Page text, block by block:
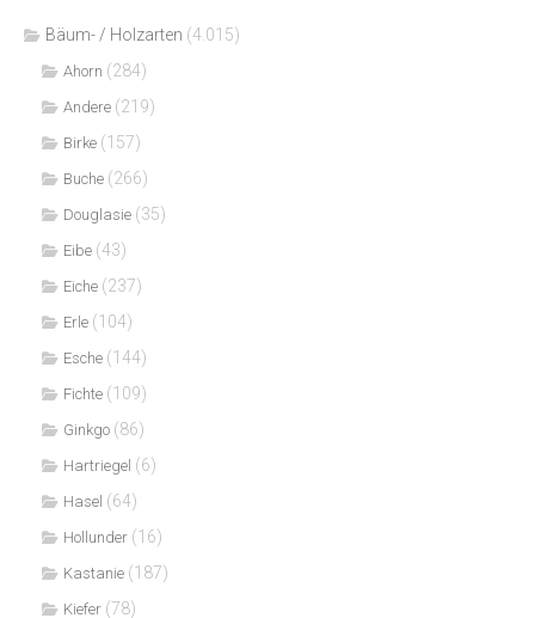
Bäum- / Holzarten (4.015)
Ahorn (284)
Andere (219)
Birke (157)
Buche (266)
Douglasie (35)
Eibe (43)
Eiche (237)
Erle (104)
Esche (144)
Fichte (109)
Ginkgo (86)
Hartriegel (6)
Hasel (64)
Hollunder (16)
Kastanie (187)
Kiefer (78)